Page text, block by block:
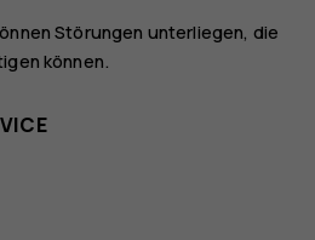
Störungen unterliegen, die
können.